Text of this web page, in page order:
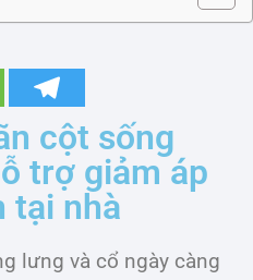
cột sống
trợ giảm áp
tại nhà
lưng và cổ ngày càng